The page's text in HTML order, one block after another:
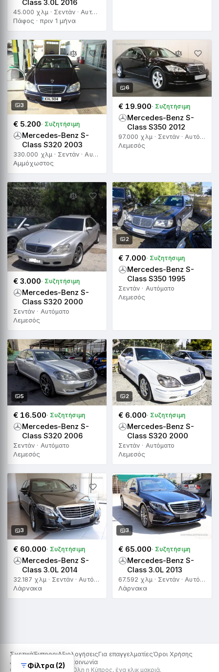
Class 3.0L 2016
45.000 χλμ · Σεντάν · Αυτόματο
Πάφος · πριν 1 μήνα
3
€ 5.200· Συζητήσιμη
Mercedes-Benz S-
Class S320 2003
330.000 χλμ · Σεντάν · Αυτόματο
Αμμόχωστος
6
€ 19.900· Συζητήσιμη
Mercedes-Benz S-
Class S350 2012
97.000 χλμ · Σεντάν · Αυτόματο
Λεμεσός
€ 3.000· Συζητήσιμη
Mercedes-Benz S-
Class S320 2000
Σεντάν · Αυτόματο
Λεμεσός
2
€ 7.000· Συζητήσιμη
Mercedes-Benz S-
Class S350 1995
Σεντάν · Αυτόματο
Λεμεσός
5
€ 16.500· Συζητήσιμη
Mercedes-Benz S-
Class S320 2006
Σεντάν · Αυτόματο
Λεμεσός
2
€ 6.000· Συζητήσιμη
Mercedes-Benz S-
Class S320 2000
Σεντάν · Αυτόματο
Λεμεσός
3
€ 60.000· Συζητήσιμη
Mercedes-Benz S-
Class 3.0L 2014
32.187 χλμ · Σεντάν · Αυτόματο
Λάρνακα
3
€ 65.000· Συζητήσιμη
Mercedes-Benz S-
Class 3.0L 2013
67.592 χλμ · Σεντάν · Αυτόματο
Λάρνακα
Φίλτρα (2)
ΣχετικάΈμποροιΑξιολογήσειςΓια επαγγελματίεςΌροι Χρήσης
Απόρρητο CookiesΕπικοινωνία
© 2026 Car For Sale · Όλη η Κύπρος, ένα κλικ μακριά.